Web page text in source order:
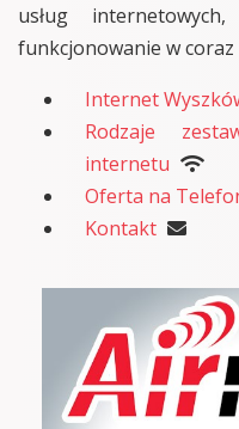
usług
funkcjonowanie w
Internet
Rodzaje
internetu
Oferta na
Kontakt